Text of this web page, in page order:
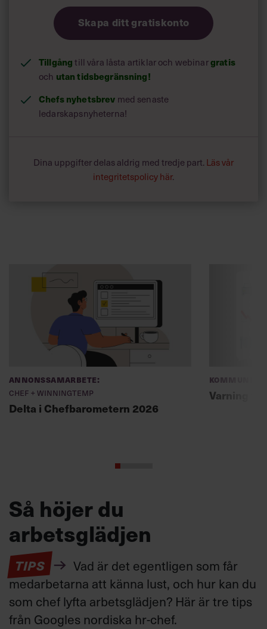
Skapa ditt gratiskonto
Tillgångtill våra låsta artiklar och webinargratis
och utan tidsbegränsning!
Chefs nyhetsbrev med senaste
ledarskapsnyheterna!
Dina uppgifter delas aldrig med tredje part. Läs vår
integritetspolicy här.
Annonssamarbete:
Chef + Winningtemp
Delta i Chefbarometern 2026
Varning
Så höjer du
arbetsglädjen
TIPS
Vad är det egentligen som får
medarbetarna att känna lust, och hur kan du
som chef lyfta arbetsglädjen? Här är tre tips
från Googles nordiska hr-chef.